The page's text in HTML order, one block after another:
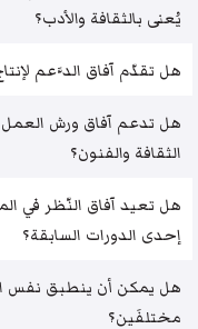
يُعنى بالثقافة والأدب؟
هل تقدّم آفاق الدَّعم
هل تدعم آفاق ورش
الثقافة والفنون؟
هل تعيد آفاق النّظر في
إحدى الدورات السابقة؟
هل يمكن أن ينطبق نفس
مختلفَين؟